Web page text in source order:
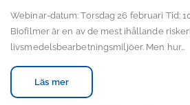
Webinar-datum: Torsdag 26 februari Tid:
Biofilmer är en av de mest ihållande
livsmedelsbearbetningsmiljöer. Men hur…
Läs mer